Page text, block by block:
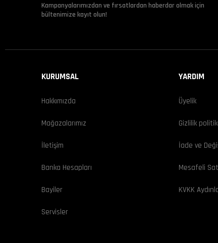
Kampanyalarımızdan ve fırsatlardan haberdar olmak için
bültenimize kayıt olun!
KURUMSAL
Hakkımızda
Mağazalarımız
İletişim
Banka Hesapları
Bayiler
Servisler
YARDIM
Üyelik
Gizlilik
İade ve
Mesafeli
KVKK